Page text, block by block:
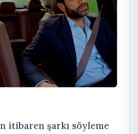
itibaren şarkı söyleme